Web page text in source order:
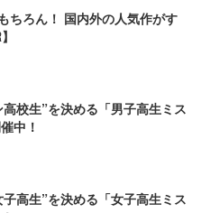
ちろん！ 国内外の人気作がす
校生”を決める「男子高生ミス
中！
高生”を決める「女子高生ミス